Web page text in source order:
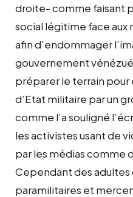
droite- comme faisant
social légitime face aux
afin d’endommager
gouvernement
préparer le terrain
d’Etat militaire par un
comme l’a souligné
les activistes usant de
par les médias comme
Cependant des
paramilitaires et